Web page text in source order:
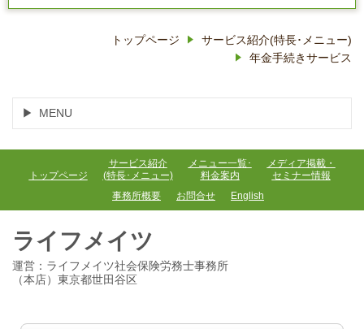
トップページ
サービス紹介(特長･メニュー)
年金手続きサービス
MENU
トップページ
サービス紹介
(特長･メニュー)
メニュー一覧･
料金案内
メディア掲載・
セミナー情報
事務所概要
お問合せ English
ライフメイツ
運営：ライフメイツ社会保険労務士事務所
（本店）東京都世田谷区